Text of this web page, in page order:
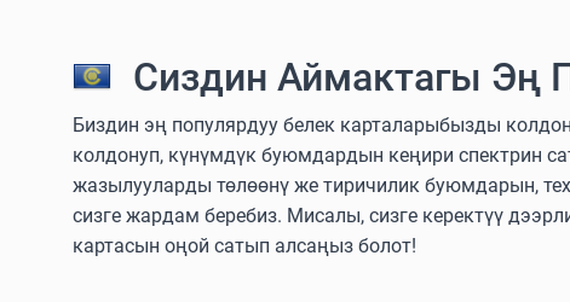
Сиздин Аймактагы Эң
Биздин эң популярдуу белек карталарыбызды
колдонуп, күнүмдүк буюмдардын кеңири спектрин
жазылууларды төлөөнү же тиричилик буюмдарын,
сизге жардам беребиз. Мисалы, сизге керектүү
картасын оңой сатып алсаңыз болот!